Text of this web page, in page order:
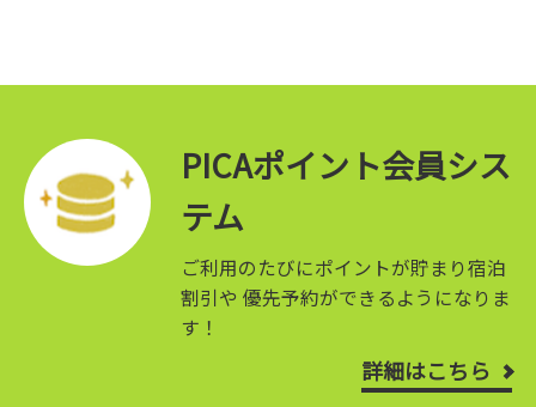
PICAポイント会員シス
テム
ご利用のたびにポイントが貯まり宿泊
割引や 優先予約ができるようになりま
す！
詳細はこちら